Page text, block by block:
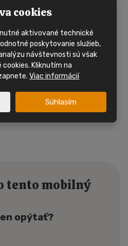
3 lôžka.
kútom, umývadlom a WC.
na plynový prietokový
tento mobilný
opýtať?
cookies
aktivované technické
poskytovanie služieb,
návštevnosti sú však
Kliknutím na
Viac informácií
Súhlasím